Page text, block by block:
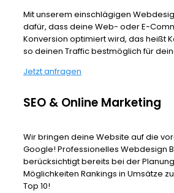
Mit unserem einschlägigen
dafür, dass deine Web- oder E-
Konversion optimiert wird, das heißt
so deinen Traffic bestmöglich für
Jetzt anfragen
SEO & Online Marketing
Wir bringen deine Website auf die
Google! Professionelles Webdesign
berücksichtigt bereits bei der
Möglichkeiten Rankings in Umsätze
Top 10!